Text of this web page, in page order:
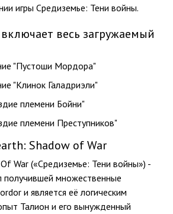
игры Средиземье: Тени войны.
весь загружаемый
"Пустоши Мордора"
"Клинок Галадриэли"
племени Бойни"
племени Преступников"
Shadow of War
War («Средиземье: Тени войны») -
получившей множественные
и является её логическим
Талион и его вынужденный